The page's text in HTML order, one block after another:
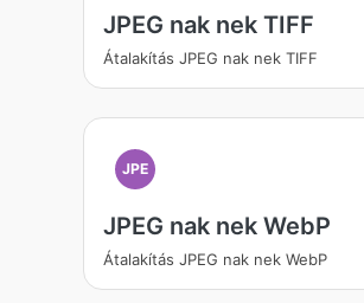
JPEG nak nek TIFF
Átalakítás JPEG nak nek TIFF
JPE
JPEG nak nek WebP
Átalakítás JPEG nak nek WebP